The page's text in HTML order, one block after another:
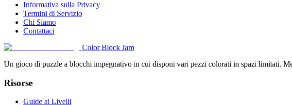
Informativa sulla Privacy
Termini di Servizio
Chi Siamo
Contattaci
Color Block Jam
Un gioco di puzzle a blocchi impegnativo in cui disponi vari pezzi colorati in spazi limitati.
Risorse
Guide ai Livelli